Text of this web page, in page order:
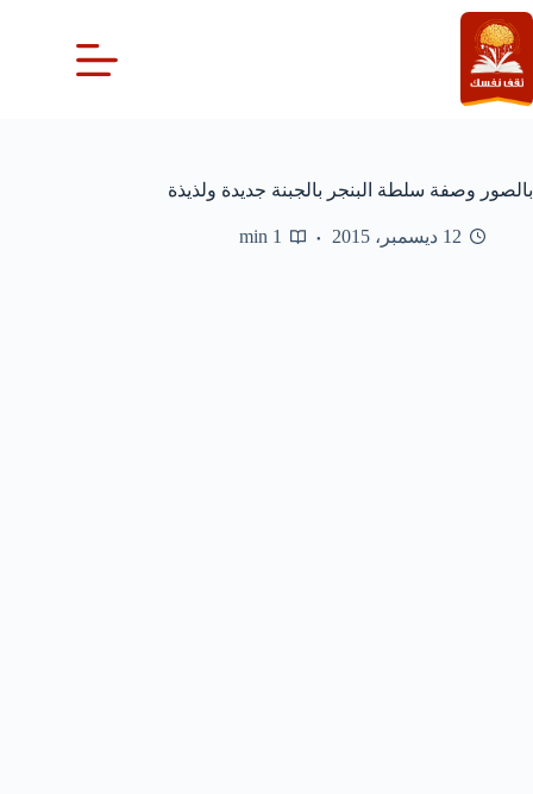
التجاوز
إلى
المحتوى
بالصور وصفة سلطة البنجر بالجبنة جديدة ولذيذة
12 ديسمبر، 2015 1 min